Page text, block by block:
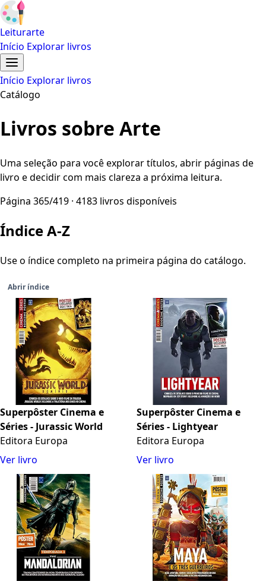
Leiturarte
Início Explorar livros
Início Explorar livros
Catálogo
Livros sobre Arte
Uma seleção para você explorar títulos, abrir páginas de
livro e decidir com mais clareza a próxima leitura.
Página 365/419 · 4183 livros disponíveis
Índice A-Z
Use o índice completo na primeira página do catálogo.
Abrir índice
Superpôster Cinema e
Séries - Jurassic World
Editora Europa
Ver livro
Superpôster Cinema e
Séries - Lightyear
Editora Europa
Ver livro